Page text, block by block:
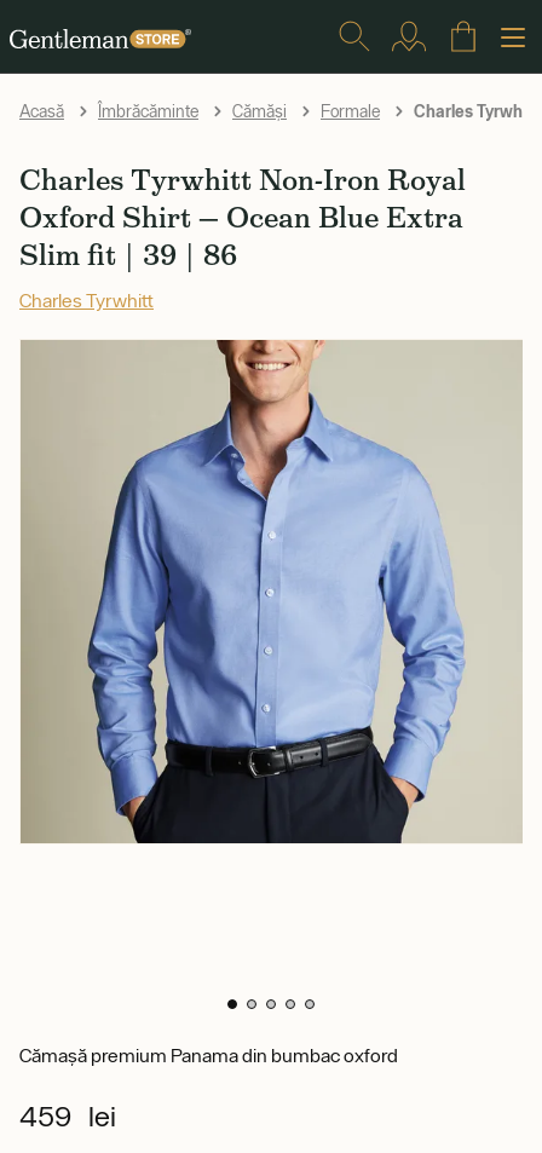
Acasă Îmbrăcăminte Cămăși Formale Charles
Charles Tyrwhitt Non-Iron Royal
Oxford Shirt — Ocean Blue Extra
Slim fit | 39 | 86
Charles Tyrwhitt
Cămașă premium Panama din bumbac oxford
459 lei